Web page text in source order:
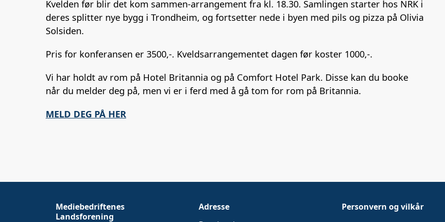
Kvelden før blir det kom sammen-arrangement fra kl. 18.30. Samlingen starter hos NRK i
deres splitter nye bygg i Trondheim, og fortsetter nede i byen med pils og pizza på Olivia
Solsiden.
Pris for konferansen er 3500,-. Kveldsarrangementet dagen før koster 1000,-.
Vi har holdt av rom på Hotel Britannia og på Comfort Hotel Park. Disse kan du booke
når du melder deg på, men vi er i ferd med å gå tom for rom på Britannia.
MELD DEG PÅ HER
Mediebedriftenes
Landsforening
Adresse
Personvern og vilkår